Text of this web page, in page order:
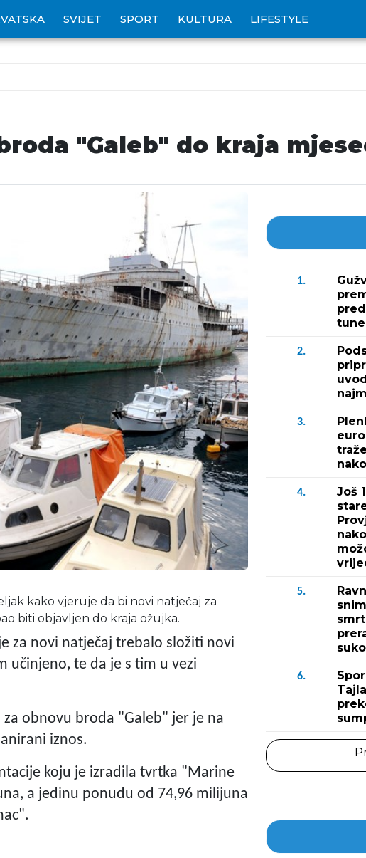
SVIJET SPORT KULTURA LIFESTYLE
"Galeb" do kraja
kako vjeruje da bi novi natječaj za
biti objavljen do kraja ožujka.
za novi natječaj trebalo složiti novi
učinjeno, te da je s tim u vezi
obnovu broda "Galeb" jer je na
iznos.
koju je izradila tvrtka "Marine
a jedinu ponudu od 74,96 milijuna
1.
2.
3.
4.
Još
5.
6.